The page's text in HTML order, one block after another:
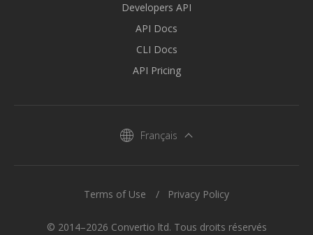
Developers API
API Docs
CLI Docs
API Pricing
Français
© 2014–2026 Convertio ltd. Tous droits réservés
Terms of Use Privacy Policy